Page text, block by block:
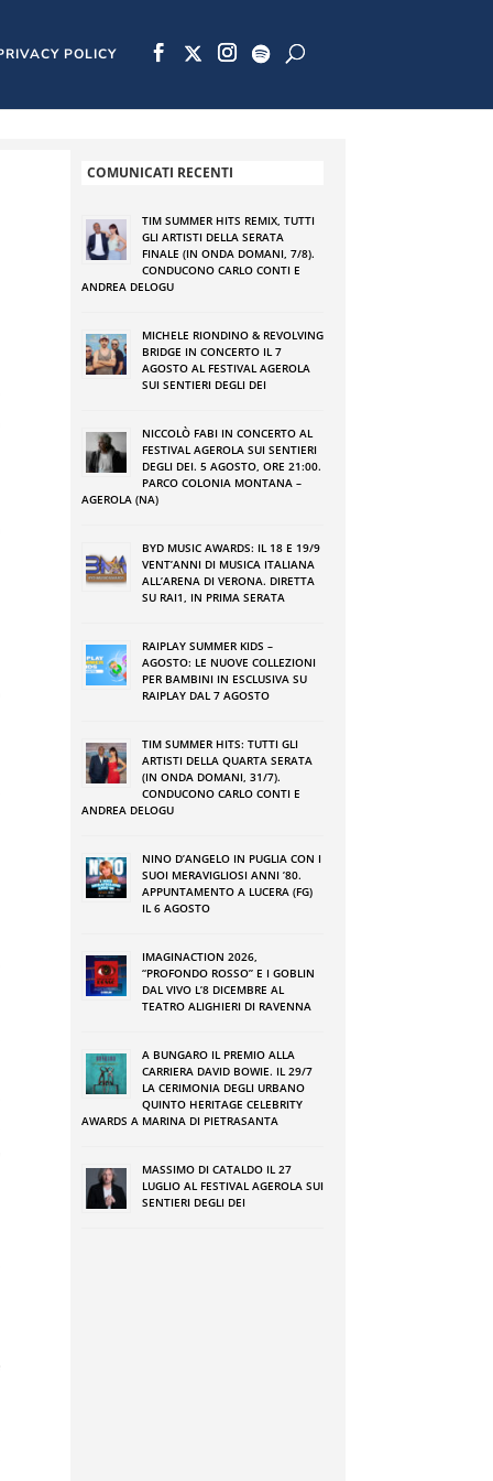
POLICY
COMUNICATI RECENTI
TIM SUMMER HITS REMIX, TUTTI
GLI ARTISTI DELLA SERATA
FINALE (IN ONDA DOMANI, 7/8).
CONDUCONO CARLO CONTI E
ANDREA DELOGU
MICHELE RIONDINO & REVOLVING
BRIDGE IN CONCERTO IL 7
AGOSTO AL FESTIVAL AGEROLA
SUI SENTIERI DEGLI DEI
NICCOLÒ FABI IN CONCERTO AL
FESTIVAL AGEROLA SUI SENTIERI
DEGLI DEI. 5 AGOSTO, ORE 21:00.
PARCO COLONIA MONTANA –
AGEROLA (NA)
BYD MUSIC AWARDS: IL 18 E 19/9
VENT’ANNI DI MUSICA ITALIANA
ALL’ARENA DI VERONA. DIRETTA
SU RAI1, IN PRIMA SERATA
RAIPLAY SUMMER KIDS –
AGOSTO: LE NUOVE COLLEZIONI
PER BAMBINI IN ESCLUSIVA SU
RAIPLAY DAL 7 AGOSTO
TIM SUMMER HITS: TUTTI GLI
ARTISTI DELLA QUARTA SERATA
(IN ONDA DOMANI, 31/7).
CONDUCONO CARLO CONTI E
ANDREA DELOGU
NINO DʼANGELO IN PUGLIA CON I
SUOI MERAVIGLIOSI ANNI ʼ80.
APPUNTAMENTO A LUCERA (FG)
IL 6 AGOSTO
IMAGINACTION 2026,
“PROFONDO ROSSO” E I GOBLIN
DAL VIVO L’8 DICEMBRE AL
TEATRO ALIGHIERI DI RAVENNA
A BUNGARO IL PREMIO ALLA
CARRIERA DAVID BOWIE. IL 29/7
LA CERIMONIA DEGLI URBANO
QUINTO HERITAGE CELEBRITY
AWARDS A MARINA DI PIETRASANTA
MASSIMO DI CATALDO IL 27
LUGLIO AL FESTIVAL AGEROLA SUI
SENTIERI DEGLI DEI